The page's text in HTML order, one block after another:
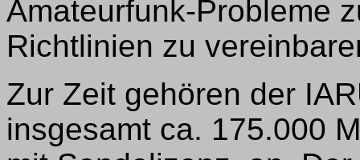
Amateurfunk-Probleme
Richtlinien zu
Zur Zeit gehören der
insgesamt ca. 175.000